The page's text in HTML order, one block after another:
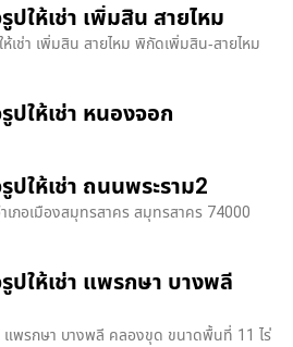
ปให้เช่า เพิ่มสิน สายไหม
ห้เช่า เพิ่มสิน สายไหม พิกัดเพิ่มสิน-สายไหม
ปให้เช่า หนองจอก
ปให้เช่า ถนนพระราม2
ภอเมืองสมุทรสาคร สมุทรสาคร 74000
ปให้เช่า แพรกษา บางพลี​
า แพรกษา บางพลี​ คลองขุด ขนาดพื้นที่ 11 ไร่